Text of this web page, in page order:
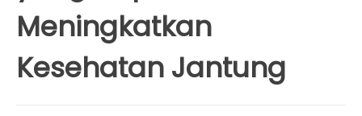
Meningkatkan
Kesehatan Jantung